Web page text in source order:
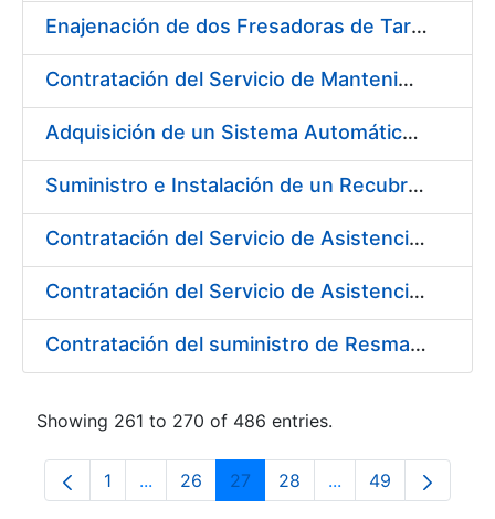
Enajenación de dos Fresadoras de Tarjetas PVC Cybernetix Mod. GRX 2000 y GRX 3000
Contratación del Servicio de Mantenimiento de Drivers y Herramientas para Tarjetas Inteligentes
Adquisición de un Sistema Automático de Etiquetado y Pesado para Petacas de Monedas de la L4
Suministro e Instalación de un Recubrimiento Fono-Absorbente en paredes y techos
Contratación del Servicio de Asistencia Técnica para la Realización de Trabajos de Pintura para el Taller de Mantenimiento de la Fábrica de Papel de Burgos durante el año 2017
Contratación del Servicio de Asistencia Técnica para la Realización de Trabajos de Fontanería para el Taller de Mantenimiento de la Fábrica de Papel de Burgos durante el año 2017
Contratación del suministro de Resmas de Cartón
Showing 261 to 270 of 486 entries.
Page
1 ...Intermediate Pages Use TAB to navigate.
Page
26 Page
27 Page
28 ...Intermediate
Page
49